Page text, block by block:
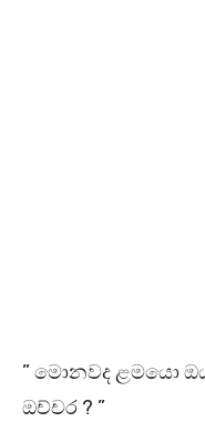
” මොනවද ළමයො
ඔච්චර ? ”